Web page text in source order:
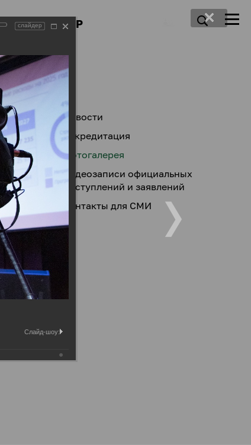
ПРЕСС-ЦЕНТР
Новости
Аккредитация
Фотогалерея
Видеозаписи официальных
выступлений и заявлений
Контакты для СМИ
слайдер
Слайд-шоу: